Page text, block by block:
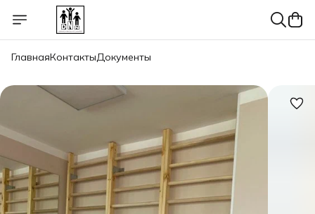
ГлавнаяКонтактыДокументы